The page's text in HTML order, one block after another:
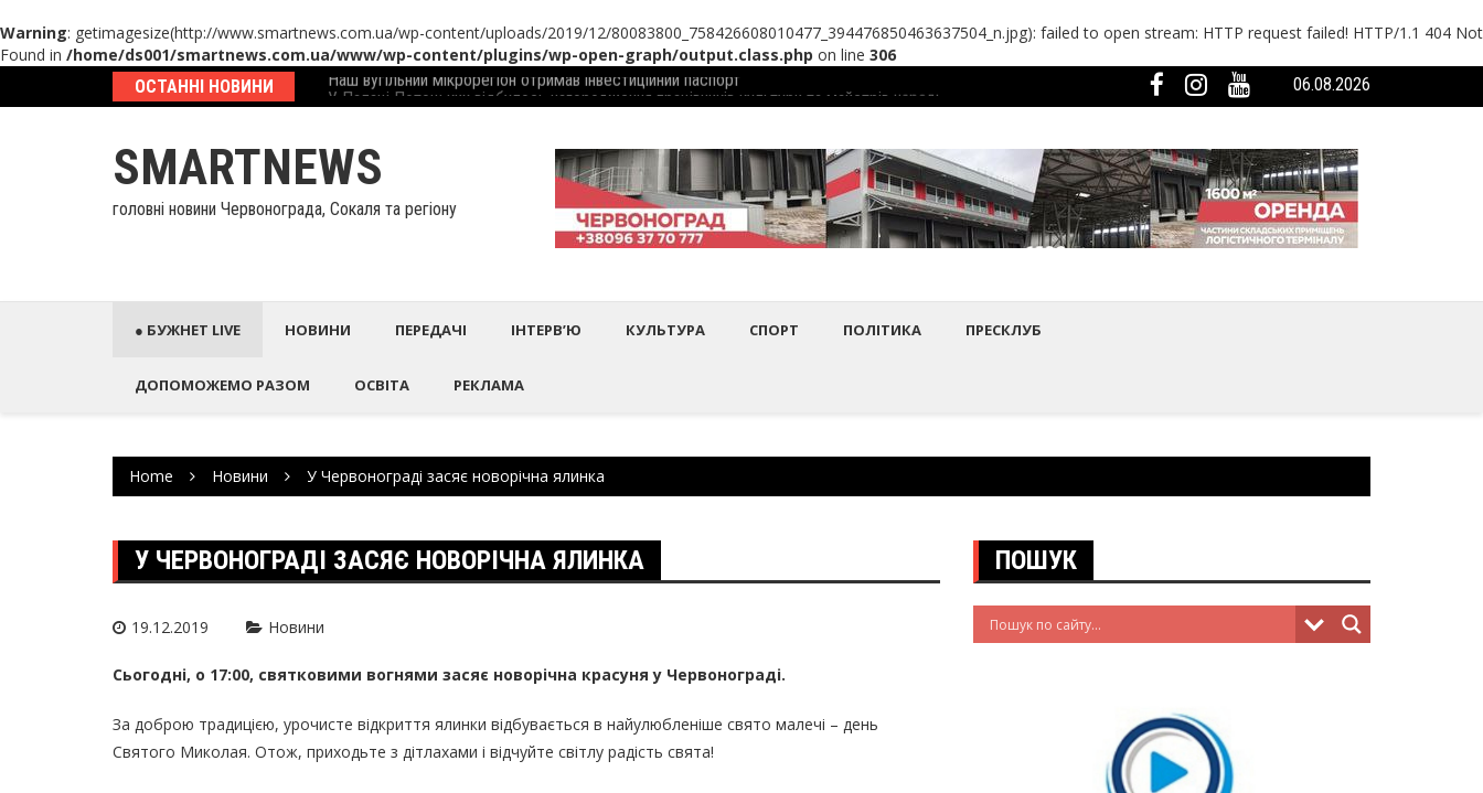
Warning: getimagesize(http://www.smartnews.com.ua/wp-content/uploads/2019/12/80083800_758426608010477_394476850463637504_n.jpg): failed to open stream: HTTP request failed! HTTP/1.1 404 Not
Found in /home/ds001/smartnews.com.ua/www/wp-content/plugins/wp-open-graph/output.class.php on line 306
ОСТАННІ НОВИНИ У Палаці Потоцьких відбулось нагородження працівників культури та майстрів народного мистецтва Шептицького районуШептицька громада була представлена на Європейському регіональному
06.08.2026
SMARTNEWS
головні новини Червонограда, Сокаля та регіону
● БУЖНЕТ LIVE НОВИНИ ПЕРЕДАЧІ ІНТЕРВ’Ю КУЛЬТУРА СПОРТ ПОЛІТИКА ПРЕСКЛУБ
ДОПОМОЖЕМО РАЗОМ ОСВІТА РЕКЛАМА
Home Новини У Червонограді засяє новорічна ялинка
У ЧЕРВОНОГРАДІ ЗАСЯЄ НОВОРІЧНА ЯЛИНКА
19.12.2019 Новини
Сьогодні, о 17:00, святковими вогнями засяє новорічна красуня у Червонограді.
За доброю традицією, урочисте відкриття ялинки відбувається в найулюбленіше свято малечі – день
Святого Миколая. Отож, приходьте з дітлахами і відчуйте світлу радість свята!
ПОШУК